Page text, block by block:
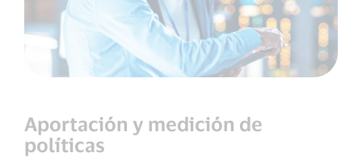
Aportación y medición de
políticas